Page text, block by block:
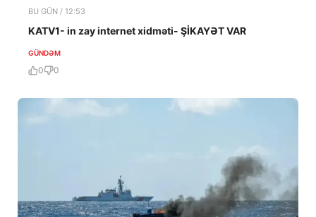
BU GÜN / 12:53
KATV1- in zay internet xidməti- ŞİKAYƏT VAR
GÜNDƏM
0 0